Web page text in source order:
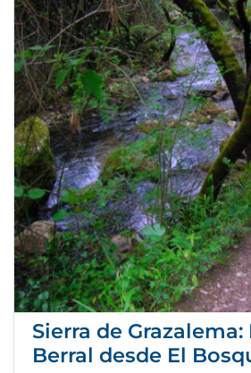
Sierra de
Berral desde El